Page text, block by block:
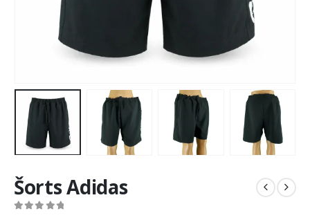
Šorts Adidas